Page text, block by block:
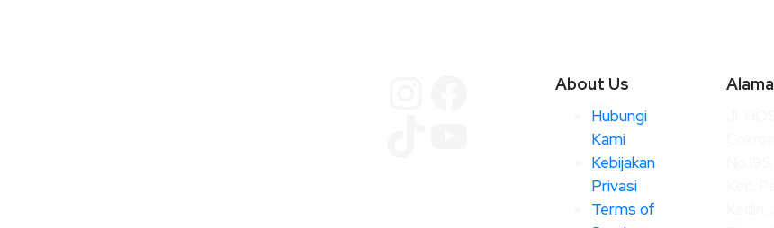
Instagram
Facebook
YouTube
About Us
Hubungi
Kami
Kebijakan
Privasi
Terms of